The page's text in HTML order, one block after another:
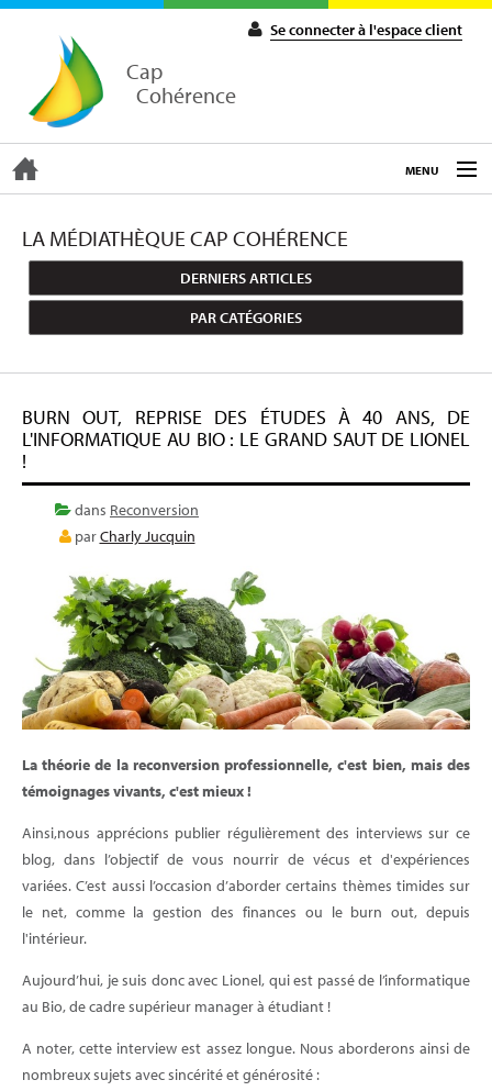
Cap
Cohérence
Se connecter à l'espace client
MENU
ACCUEIL
EXPERTISE
FORMATIONS
LA MÉDIATHÈQUE CAP COHÉRENCE
DERNIERS ARTICLES
PAR CATÉGORIES
BURN OUT, REPRISE DES ÉTUDES À 40 ANS, DE
L'INFORMATIQUE AU BIO : LE GRAND SAUT DE LIONEL
!
dans Reconversion
parCharly Jucquin
La théorie de la reconversion professionnelle, c'est bien, mais des
témoignages vivants, c'est mieux !
Ainsi,nous apprécions publier régulièrement des interviews sur ce
blog, dans l’objectif de vous nourrir de vécus et d'expériences
variées. C’est aussi l’occasion d’aborder certains thèmes timides sur
le net, comme la gestion des finances ou le burn out, depuis
l'intérieur.
Aujourd’hui, je suis donc avec Lionel, qui est passé de l’informatique
au Bio, de cadre supérieur manager à étudiant !
A noter, cette interview est assez longue. Nous aborderons ainsi de
nombreux sujets avec sincérité et générosité :